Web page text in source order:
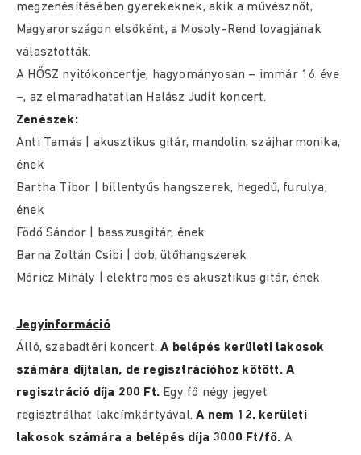
megzenésítésében gyerekeknek, akik a művésznőt,
Magyarországon elsőként, a Mosoly-Rend lovagjának
választották.
A HŐSZ nyitókoncertje, hagyományosan – immár 16 éve
–, az elmaradhatatlan Halász Judit koncert.
Zenészek:
Anti Tamás | akusztikus gitár, mandolin, szájharmonika,
ének
Bartha Tibor | billentyűs hangszerek, hegedű, furulya,
ének
Födő Sándor | basszusgitár, ének
Barna Zoltán Csibi | dob, ütőhangszerek
Móricz Mihály | elektromos és akusztikus gitár, ének
Jegyinformáció
Álló, szabadtéri koncert.A belépés kerületi lakosok
számára díjtalan, de regisztrációhoz kötött. A
regisztráció díja 200 Ft. Egy fő négy jegyet
regisztrálhat lakcímkártyával.A nem 12. kerületi
lakosok számára a belépés díja 3000 Ft/fő. A